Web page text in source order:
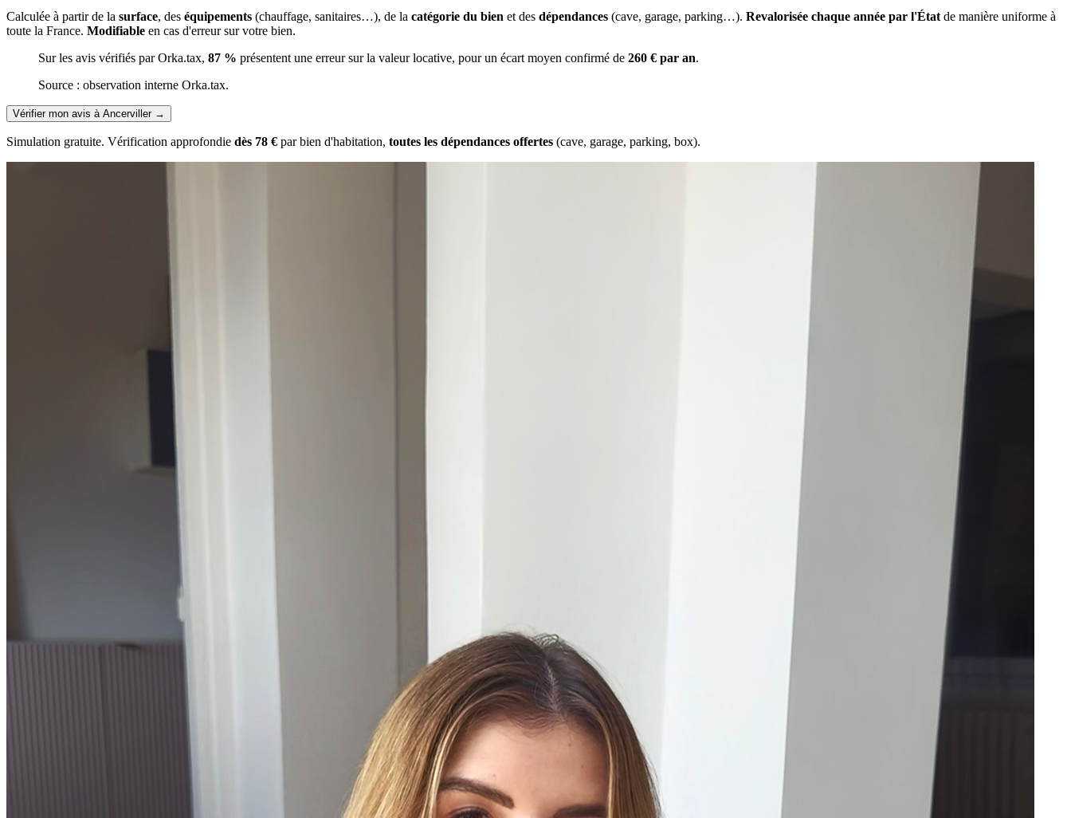
Calculée à partir de la surface, des équipements (chauffage, sanitaires…), de la catégorie du bien et des dépendances (cave, garage, parking…). Revalorisée chaque année par l'État de manière uniforme à
toute la France. Modifiable en cas d'erreur sur votre bien.
Sur les avis vérifiés par Orka.tax, 87 % présentent une erreur sur la valeur locative, pour un écart moyen confirmé de 260 € par an.
Source : observation interne Orka.tax.
Vérifier mon avis à Ancerviller→
Simulation gratuite. Vérification approfondie dès 78 € par bien d'habitation, toutes les dépendances offertes (cave, garage, parking, box).